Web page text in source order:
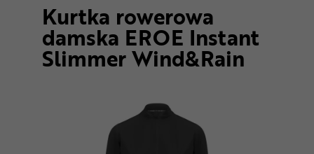
Stopka
Mapa strony
Kaski
Buty
Kurtka rowerowa
damska EROE Instant
Slimmer Wind&Rain